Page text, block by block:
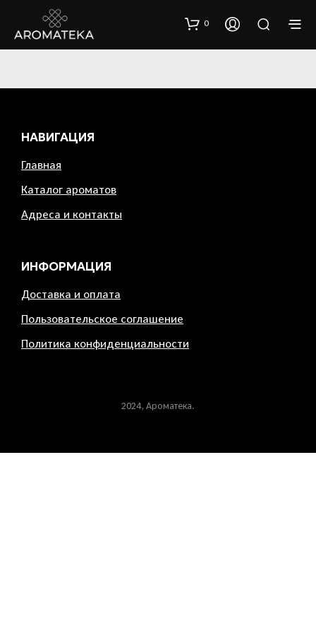
0
НАВИГАЦИЯ
Главная
Каталог ароматов
Адреса и контакты
ИНФОРМАЦИЯ
Доставка и оплата
Пользовательское соглашение
Политика конфиденциальности
2024, Ароматека.